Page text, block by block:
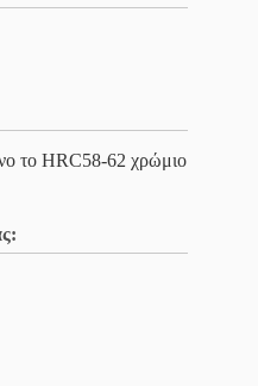
το HRC58-62 χρώμιο